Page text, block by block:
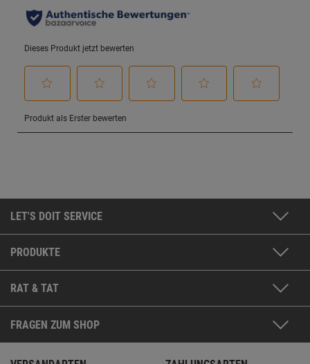
LET'S DOIT SERVICE
PRODUKTE
RAT & TAT
FRAGEN ZUM SHOP